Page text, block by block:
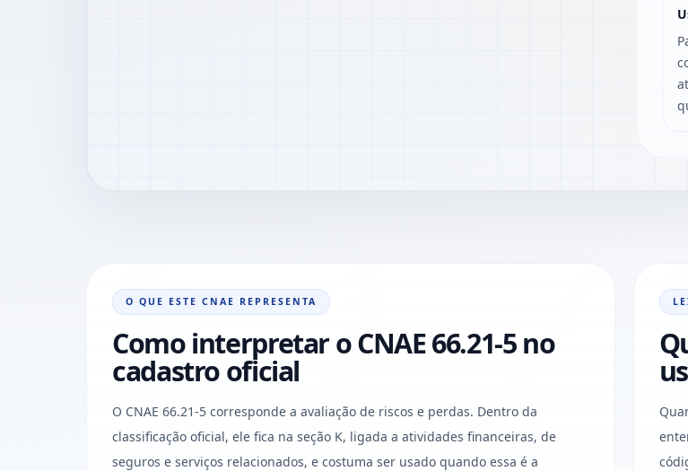
O QUE ESTE CNAE REPRESENTA
Como interpretar o CNAE 66.21-5 no
cadastro oficial
O CNAE 66.21-5 corresponde a avaliação de riscos e perdas. Dentro da
classificação oficial, ele fica na seção K, ligada a atividades financeiras, de
seguros e serviços relacionados, e costuma ser usado quando essa é a